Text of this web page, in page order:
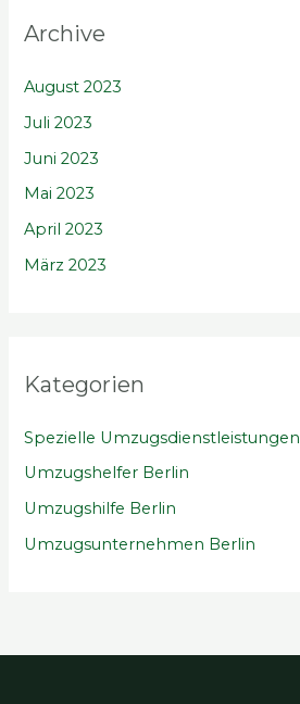
Archive
August 2023
Juli 2023
Juni 2023
Mai 2023
April 2023
März 2023
Kategorien
Spezielle Umzugsdienstleistungen
Umzugshelfer Berlin
Umzugshilfe Berlin
Umzugsunternehmen Berlin